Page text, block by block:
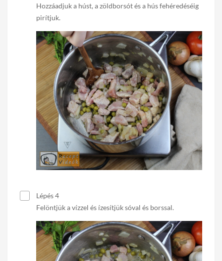
Hozzáadjuk a húst, a zöldborsót és a hús fehéredéséig
pirítjuk.
Lépés 4
Felöntjük a vízzel és ízesítjük sóval és borssal.